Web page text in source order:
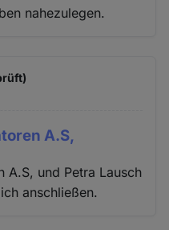
nahezulegen.
A.S,
A.S, und Petra Lausch
anschließen.